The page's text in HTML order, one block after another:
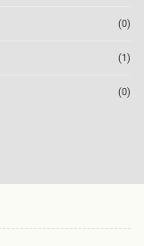
(0)
(1)
(0)